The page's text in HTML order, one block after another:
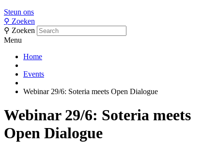
Steun ons
⚲ Zoeken
⚲ Zoeken
Menu
Home
Events
Webinar 29/6: Soteria meets Open Dialogue
Webinar 29/6: Soteria meets
Open Dialogue